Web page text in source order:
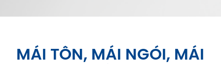
MÁI TÔN, MÁI NGÓI, MÁI